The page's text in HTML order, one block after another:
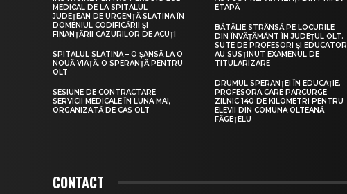
MEDICAL DE LA SPITALUL
JUDEȚEAN DE URGENȚĂ SLATINA ÎN
DOMENIUL CODIFICĂRII ȘI
FINANȚĂRII CAZURILOR DE ACUȚI
SPITALUL SLATINA – O ȘANSĂ LA O
NOUĂ VIAȚĂ, O SPERANȚĂ PENTRU
OLT
SESIUNE DE CONTRACTARE
SERVICII MEDICALE ÎN LUNA MAI,
ORGANIZATĂ DE CAS OLT
ETAPĂ
BĂTĂLIE STRÂNSĂ PE LOCURILE
DIN ÎNVĂȚĂMÂNT ÎN JUDEȚUL OLT.
SUTE DE PROFESORI ȘI EDUCATORI
AU SUSȚINUT EXAMENUL DE
TITULARIZARE
DRUMUL SPERANȚEI ÎN EDUCAȚIE.
PROFESORA CARE PARCURGE
ZILNIC 140 DE KILOMETRI PENTRU
ELEVII DIN COMUNA OLTEANĂ
FĂGEȚELU
CONTACT